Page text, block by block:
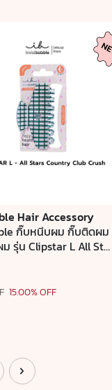
Hair Accessory
กิ๊บหนีบผม กิ๊บติดผม
รุ่น Clipstar L All Star
Crush - Limited (1
ชิ้น)
15.00% OFF